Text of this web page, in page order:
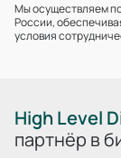
Мы осуществляем
России,
условия
High Level
партнёр в